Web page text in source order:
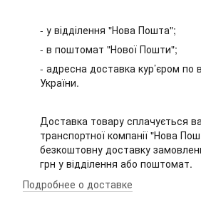
- у відділення "Нова Пошта";
- в поштомат "Нової Пошти";
- адресна доставка кур’єром по
України.
Доставка товару сплачується
транспортної компанії "Нова
безкоштовну доставку
грн у відділення або поштомат.
Подробнее о доставке